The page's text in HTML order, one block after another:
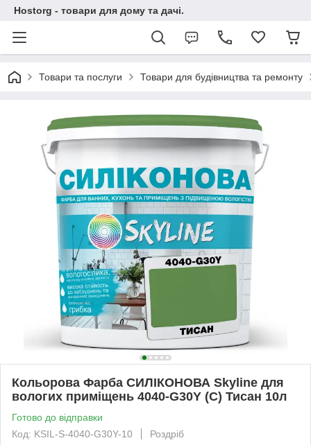
Hostorg - товари для дому та дачі.
Товари та послуги Товари для будівництва та ремонту
Кольорова Фарба СИЛІКОНОВА Skyline для
вологих приміщень 4040-G30Y (C) Тисан 10л
Готово до відправки
Код: KSIL-S-4040-G30Y-10
Роздріб